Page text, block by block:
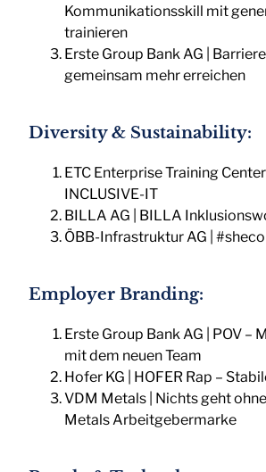
Kommunikationsskill mit
trainieren
Erste Group Bank AG |
gemeinsam mehr erreichen
Diversity & Sustainability:
ETC Enterprise Training Center
INCLUSIVE-IT
BILLA AG | BILLA
ÖBB-Infrastruktur AG |
Employer Branding:
Erste Group Bank AG | POV –
mit dem neuen Team
Hofer KG | HOFER Rap –
VDM Metals | Nichts geht
Metals Arbeitgebermarke